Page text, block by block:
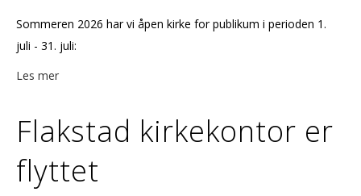
Sommeren 2026 har vi åpen kirke for publikum i perioden 1.
juli - 31. juli:
Les mer
Flakstad kirkekontor er
flyttet